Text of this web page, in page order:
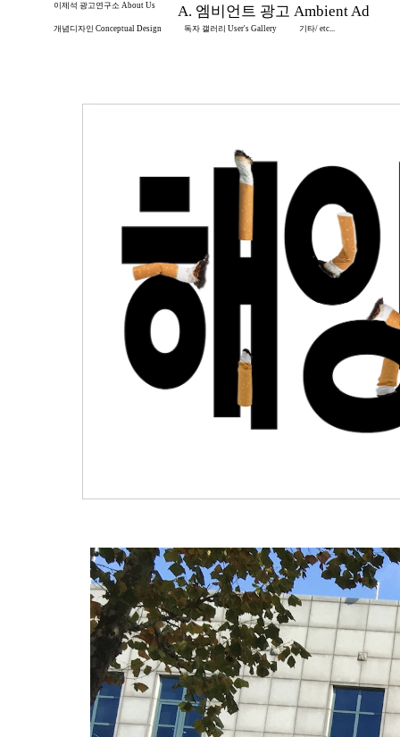
이제석 광고연구소 About Us A. 엠비언트 광고 Ambient Ad
개념디자인 Conceptual Design 독자 갤러리 User's Gallery 기타/ etc...